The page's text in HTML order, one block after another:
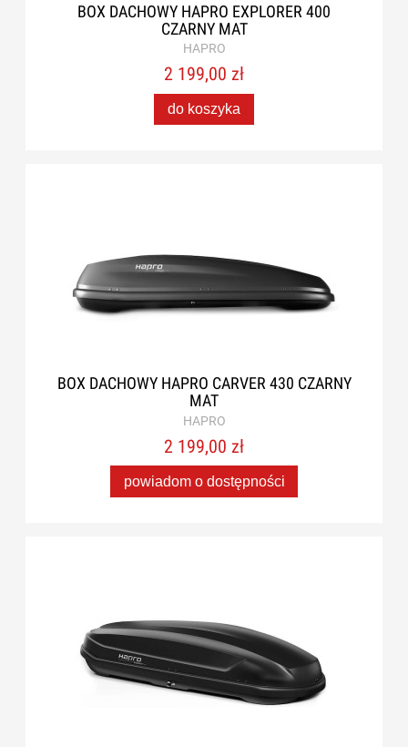
BOX DACHOWY HAPRO EXPLORER 400
CZARNY MAT
HAPRO
2 199,00 zł
do koszyka
BOX DACHOWY HAPRO CARVER 430 CZARNY
MAT
HAPRO
2 199,00 zł
powiadom o dostępności